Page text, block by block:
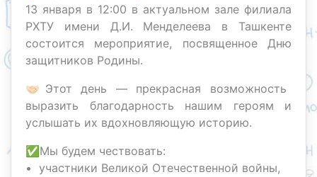
13 января в 12:00 в актуальном зале филиала
РХТУ имени Д.И. Менделеева в Ташкенте
состоится мероприятие, посвященное Дню
защитников Родины.
🤝🏻Этот день — прекрасная возможность
выразить благодарность нашим героям и
услышать их вдохновляющую историю.
✅Мы будем чествовать:
• участники Великой Отечественной войны,